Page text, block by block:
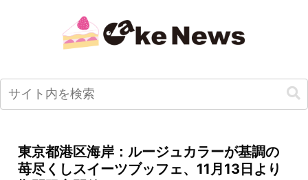
東京都港区海岸：ルージュカラーが基調の
苺尽くしスイーツブッフェ、11月13日より